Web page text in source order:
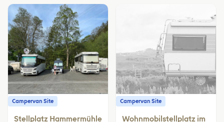
Campervan Site
Stellplatz Hammermühle
Campervan Site
Wohnmobilstellplatz im